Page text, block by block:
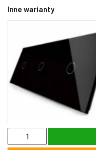
Inne warianty
ilość